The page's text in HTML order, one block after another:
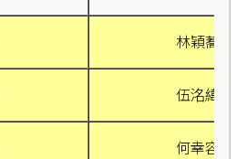
林穎蕎(樂
伍洺緯(樂
何幸容(智